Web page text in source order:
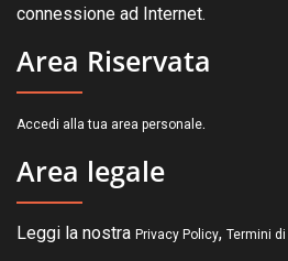
connessione ad Internet.
Area Riservata
Accedi alla tua area personale.
Area legale
Leggi la nostra Privacy Policy, Termini